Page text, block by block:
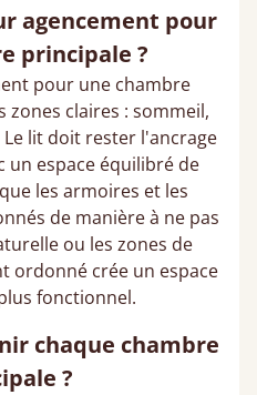
agencement pour
principale ?
pour une chambre
zones claires : sommeil,
lit doit rester l'ancrage
un espace équilibré de
les armoires et les
de manière à ne pas
ou les zones de
ordonné crée un espace
fonctionnel.
chaque chambre
?